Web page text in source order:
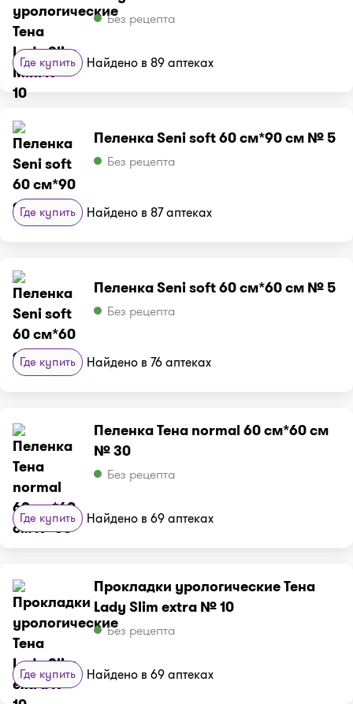
Без рецепта
Где купить Найдено в 89 аптеках
Пеленка Seni soft 60 см*90 см № 5
Без рецепта
Где купить Найдено в 87 аптеках
Пеленка Seni soft 60 см*60 см № 5
Без рецепта
Где купить Найдено в 76 аптеках
Пеленка Тена normal 60 см*60 см
№ 30
Без рецепта
Где купить Найдено в 69 аптеках
Прокладки урологические Тена
Lady Slim extra № 10
Без рецепта
Где купить Найдено в 69 аптеках